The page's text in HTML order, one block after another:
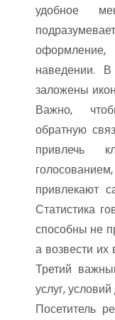
удобное
наведении.
заложены
Важно,
обратную
привлечь
привлекают
Статистика
способны не
а возвести их
Третий
услуг,
Посетитель